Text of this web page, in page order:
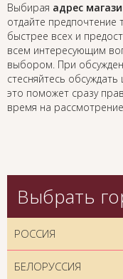
Выбирая адрес
отдайте предпочтение
быстрее всех и
всем интересующим
выбором. При
стесняйтесь
это поможет сразу
время на
Выбрать
РОССИЯ
БЕЛОРУССИЯ